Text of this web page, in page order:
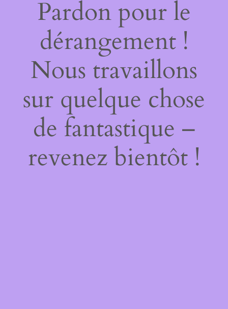
Pardon pour le
dérangement !
Nous travaillons
sur quelque chose
de fantastique –
revenez bientôt !